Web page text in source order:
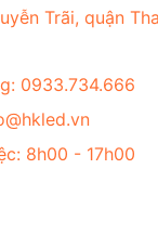
Trãi, quận
0933.734.666
8h00 - 17h00